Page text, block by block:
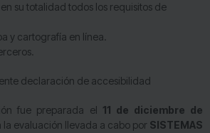
su totalidad todos los requisitos de
y cartografía en línea.
declaración de accesibilidad
fue preparada el 11 de diciembre de
la evaluación llevada a cabo por SISTEMAS